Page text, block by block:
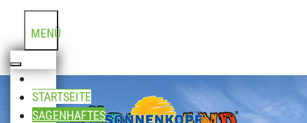
MENÜ
STARTSEITE
SAGENHAFTES